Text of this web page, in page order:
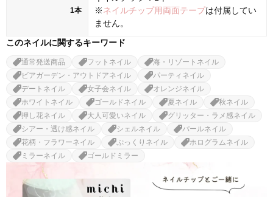
1本
※ネイルチップ用両面テープは付属してい
ません。
このネイルに関するキーワード
通常発送商品 フットネイル
海・リゾートネイル
ビアガーデン・アウトドアネイル
パーティネイル
デートネイル
女子会ネイル
オレンジネイル
ホワイトネイル
ゴールドネイル 夏ネイル
秋ネイル
押し花ネイル
大人可愛いネイル
グリッター・ラメ感ネイル
シアー・透け感ネイル
シェルネイル
パールネイル
花柄・フラワーネイル
ぷっくりネイル
ホログラムネイル
ミラーネイル
ゴールドミラー